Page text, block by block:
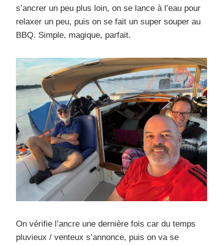
s’ancrer un peu plus loin, on se lance à l’eau pour
relaxer un peu, puis on se fait un super souper au
BBQ. Simple, magique, parfait.
On vérifie l’ancre une dernière fois car du temps
pluvieux / venteux s’annonce, puis on va se